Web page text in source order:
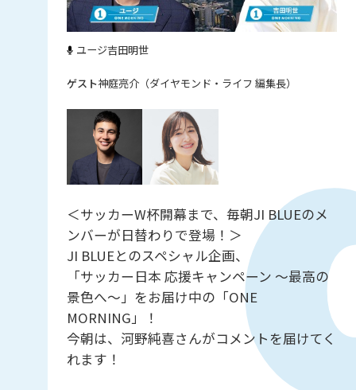
ユージ吉田明世
神庭亮介（ダイヤモンド・ライフ 編集長）
＜サッカーW杯開幕まで、毎朝JI BLUEのメ
ンバーが日替わりで登場！＞
JI BLUEとのスペシャル企画、
「サッカー日本 応援キャンペーン 〜最高の
景色へ〜」をお届け中の「ONE
MORNING」！
今朝は、河野純喜さんがコメントを届けてく
れます！